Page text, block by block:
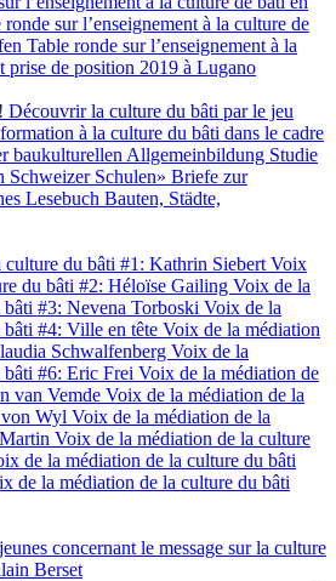
ronde sur l’enseignement à la culture de
Table ronde sur l’enseignement à la
prise de position 2019 à Lugano
Découvrir la culture du bâti par le jeu
à la culture du bâti dans le cadre
baukulturellen Allgemeinbildung Studie
Schulen» Briefe zur
Lesebuch Bauten, Städte,
du bâti #1: Kathrin Siebert Voix
du bâti #2: Héloïse Gailing Voix de la
#3: Nevena Torboski Voix de la
#4: Ville en tête Voix de la médiation
Schwalfenberg Voix de la
#6: Eric Frei Voix de la médiation de
van Vemde Voix de la médiation de la
Wyl Voix de la médiation de la
Voix de la médiation de la culture
de la médiation de la culture du bâti
de la médiation de la culture du bâti
concernant le message sur la culture
Berset